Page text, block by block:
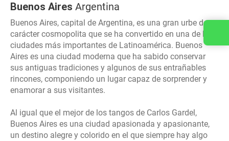
Buenos Aires Argentina
Buenos Aires, capital de Argentina, es una gran urbe de
carácter cosmopolita que se ha convertido en una de las
ciudades más importantes de Latinoamérica. Buenos
Aires es una ciudad moderna que ha sabido conservar
sus antiguas tradiciones y algunos de sus entrañables
rincones, componiendo un lugar capaz de sorprender y
enamorar a sus visitantes.
Al igual que el mejor de los tangos de Carlos Gardel,
Buenos Aires es una ciudad apasionada y apasionante,
un destino alegre y colorido en el que siempre hay algo
Contacta con nosotros